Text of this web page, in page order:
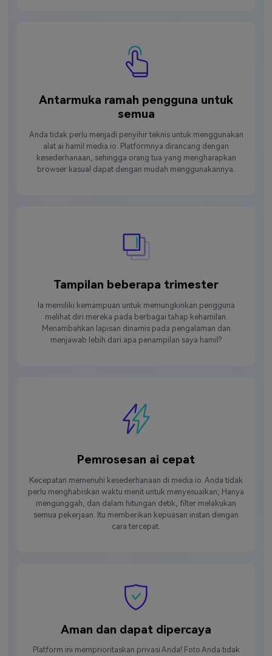
Antarmuka ramah pengguna untuk
semua
Anda tidak perlu menjadi penyihir teknis untuk menggunakan
alat ai hamil media.io. Platformnya dirancang dengan
kesederhanaan, sehingga orang tua yang mengharapkan
browser kasual dapat dengan mudah menggunakannya.
Tampilan beberapa trimester
Ia memiliki kemampuan untuk memungkinkan pengguna
melihat diri mereka pada berbagai tahap kehamilan.
Menambahkan lapisan dinamis pada pengalaman dan
menjawab lebih dari apa penampilan saya hamil?
Pemrosesan ai cepat
Kecepatan memenuhi kesederhanaan di media.io. Anda tidak
perlu menghabiskan waktu menit untuk menyesuaikan; Hanya
mengunggah, dan dalam hitungan detik, filter melakukan
semua pekerjaan. Itu memberikan kepuasan instan dengan
cara tercepat.
Aman dan dapat dipercaya
Platform ini memprioritaskan privasi Anda! Foto Anda tidak